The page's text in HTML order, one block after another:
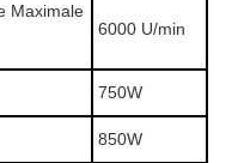
Maximale
6000 U/min
750W
850W